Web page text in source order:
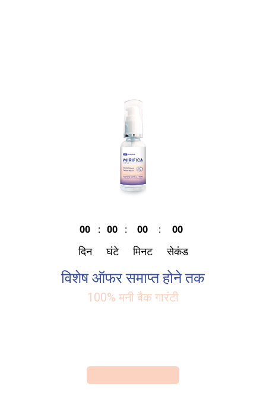
00
दिन
: 00
घंटे
: 00
मिनट
: 00
सेकंड
विशेष ऑफर समाप्त होने तक
100% मनी बैक गारंटी